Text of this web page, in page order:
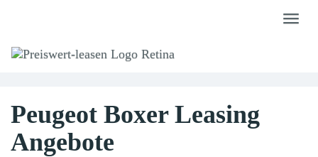
content
Toggle
Peugeot Boxer Leasing
Angebote